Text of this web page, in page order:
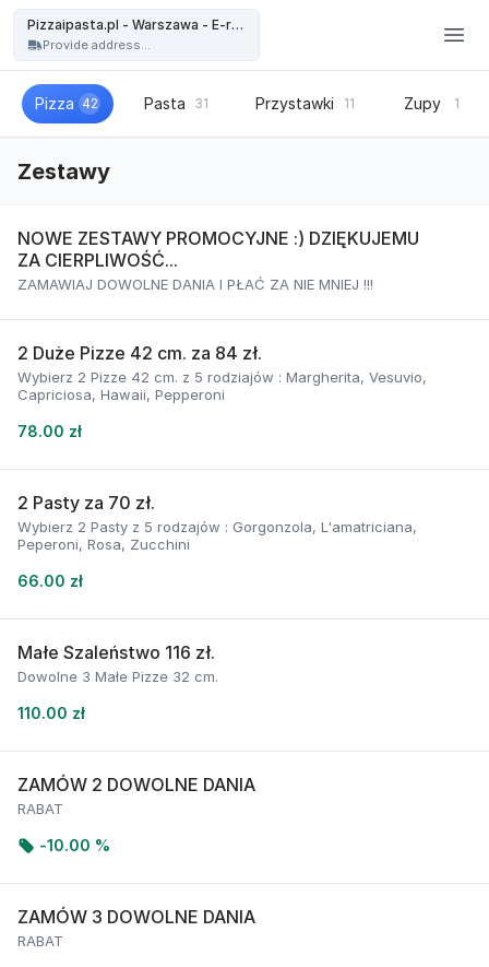
Pizzaipasta.pl - Warszawa - E-restauracja
Provide address...
Pizza 42 Pasta 31 Przystawki 11 Zupy 1
Zestawy
NOWE ZESTAWY PROMOCYJNE :) DZIĘKUJEMU
ZA CIERPLIWOŚĆ...
ZAMAWIAJ DOWOLNE DANIA I PŁAĆ ZA NIE MNIEJ !!!
2 Duże Pizze 42 cm. za 84 zł.
Wybierz 2 Pizze 42 cm. z 5 rodziajów : Margherita, Vesuvio,
Capriciosa, Hawaii, Pepperoni
78.00 zł
2 Pasty za 70 zł.
Wybierz 2 Pasty z 5 rodzajów : Gorgonzola, L'amatriciana,
Peperoni, Rosa, Zucchini
66.00 zł
Małe Szaleństwo 116 zł.
Dowolne 3 Małe Pizze 32 cm.
110.00 zł
ZAMÓW 2 DOWOLNE DANIA
RABAT
-10.00 %
ZAMÓW 3 DOWOLNE DANIA
RABAT